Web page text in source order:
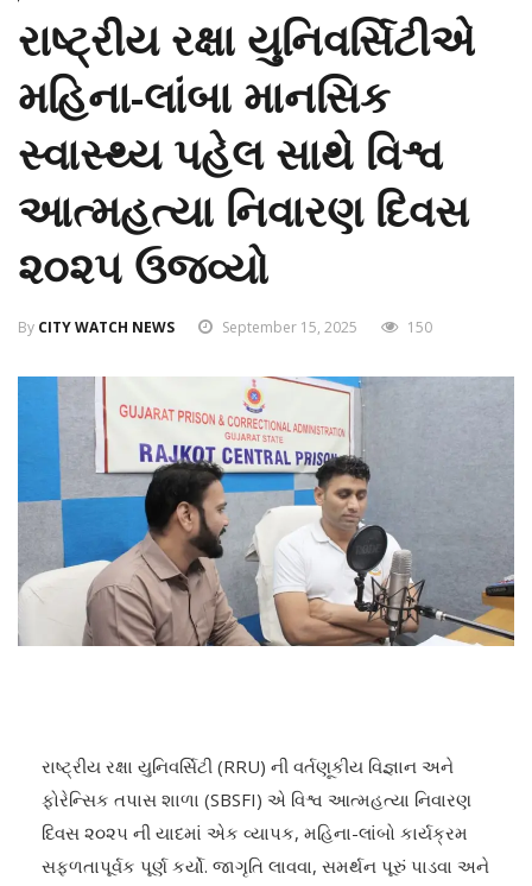
રાષ્ટ્રીય રક્ષા યુનિવર્સિટીએ
મહિના-લાંબા માનસિક
સ્વાસ્થ્ય પહેલ સાથે વિશ્વ
આત્મહત્યા નિવારણ દિવસ
૨૦૨૫ ઉજવ્યો
By CITY WATCH NEWS September 15, 2025 150
રાષ્ટ્રીય રક્ષા યુનિવર્સિટી (RRU) ની વર્તણૂકીય વિજ્ઞાન અને
ફોરેન્સિક તપાસ શાળા (SBSFI) એ વિશ્વ આત્મહત્યા નિવારણ
દિવસ ૨૦૨૫ ની યાદમાં એક વ્યાપક, મહિના-લાંબો કાર્યક્રમ
સફળતાપૂર્વક પૂર્ણ કર્યો. જાગૃતિ લાવવા, સમર્થન પૂરું પાડવા અને